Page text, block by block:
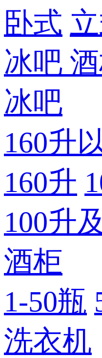
卧式
冰吧
冰吧
160升
160升
100升
酒柜
1-50瓶
洗衣机